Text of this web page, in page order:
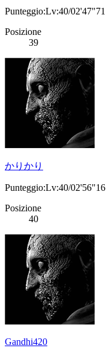
Punteggio:Lv:40/02'47"71
Posizione
39
かりかり
Punteggio:Lv:40/02'56"16
Posizione
40
Gandhi420